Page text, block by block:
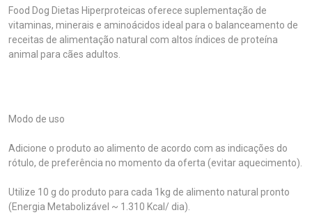
Food Dog Dietas Hiperproteicas oferece suplementação de
vitaminas, minerais e aminoácidos ideal para o balanceamento de
receitas de alimentação natural com altos índices de proteína
animal para cães adultos.
Modo de uso
Adicione o produto ao alimento de acordo com as indicações do
rótulo, de preferência no momento da oferta (evitar aquecimento).
Utilize 10 g do produto para cada 1kg de alimento natural pronto
(Energia Metabolizável ~ 1.310 Kcal/ dia).